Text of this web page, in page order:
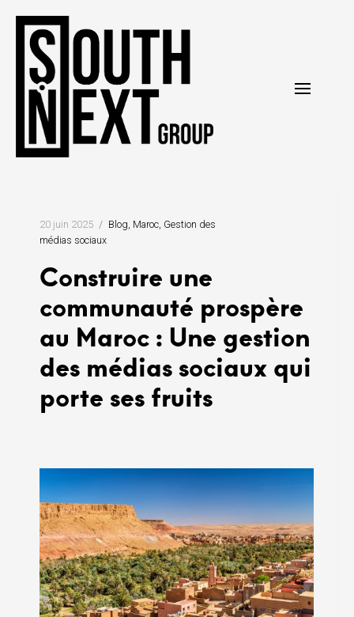
content
20 juin 2025 Blog Maroc Gestion des
médias sociaux
Construire une
communauté prospère
au Maroc : Une gestion
des médias sociaux qui
porte ses fruits